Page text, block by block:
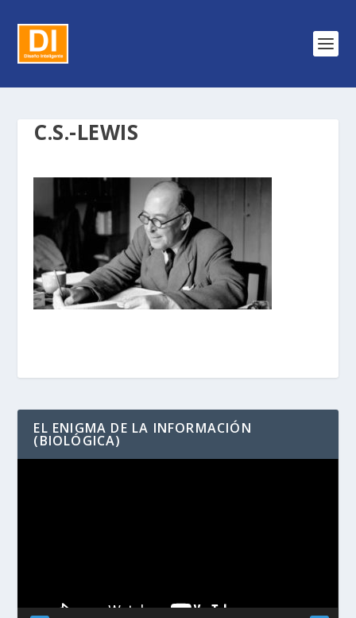
C.S.-LEWIS
EL ENIGMA DE LA INFORMACIÓN
(BIOLÓGICA)